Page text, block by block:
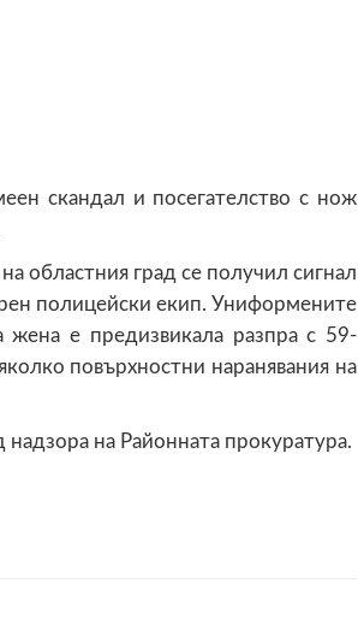
скандал и посегателство с нож
областния град се получил сигнал
полицейски екип. Униформените
жена е предизвикала разпра с 59-
повърхностни наранявания на
на Районната прокуратура.